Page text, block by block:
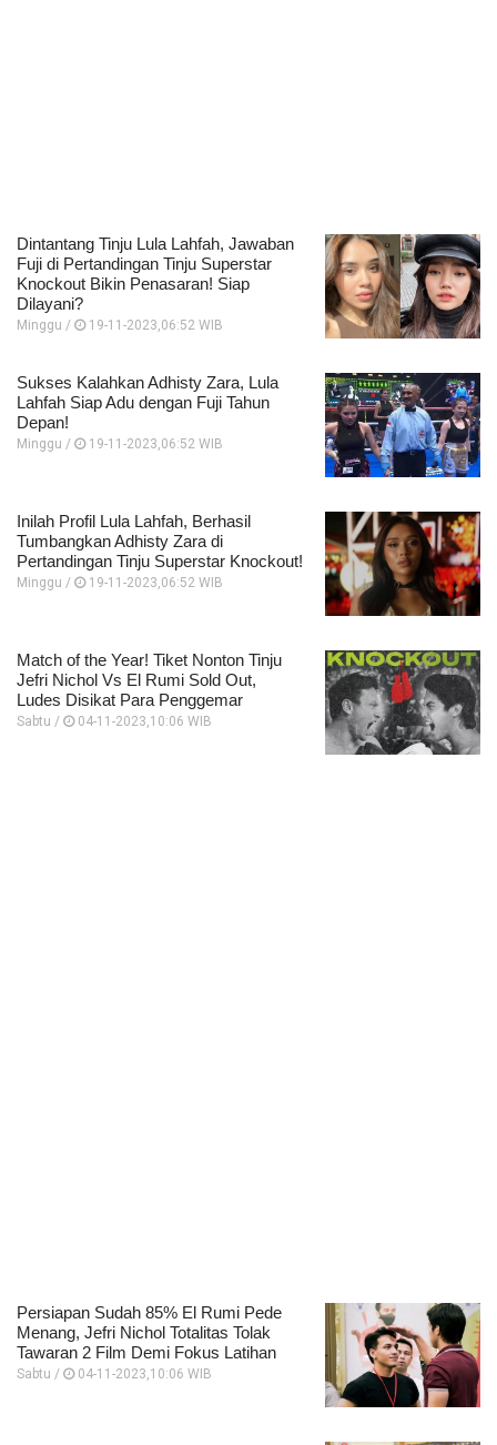
Dintantang Tinju Lula Lahfah, Jawaban
Fuji di Pertandingan Tinju Superstar
Knockout Bikin Penasaran! Siap
Dilayani?
Minggu / 19-11-2023,06:52 WIB
Sukses Kalahkan Adhisty Zara, Lula
Lahfah Siap Adu dengan Fuji Tahun
Depan!
Minggu / 19-11-2023,06:52 WIB
Inilah Profil Lula Lahfah, Berhasil
Tumbangkan Adhisty Zara di
Pertandingan Tinju Superstar Knockout!
Minggu / 19-11-2023,06:52 WIB
Match of the Year! Tiket Nonton Tinju
Jefri Nichol Vs El Rumi Sold Out,
Ludes Disikat Para Penggemar
Sabtu / 04-11-2023,10:06 WIB
Persiapan Sudah 85% El Rumi Pede
Menang, Jefri Nichol Totalitas Tolak
Tawaran 2 Film Demi Fokus Latihan
Sabtu / 04-11-2023,10:06 WIB